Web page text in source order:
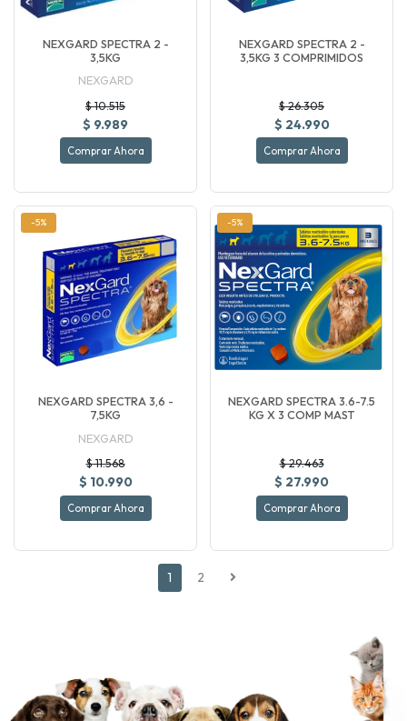
NEXGARD SPECTRA 2 -
3,5KG
NEXGARD
$ 10.515
$ 9.989
Comprar Ahora
NEXGARD SPECTRA 2 -
3,5KG 3 COMPRIMIDOS
$ 26.305
$ 24.990
Comprar Ahora
-5%
NEXGARD SPECTRA 3,6 -
7,5KG
NEXGARD
$ 11.568
$ 10.990
Comprar Ahora
-5%
NEXGARD SPECTRA 3.6-7.5
KG X 3 COMP MAST
$ 29.463
$ 27.990
Comprar Ahora
1 2